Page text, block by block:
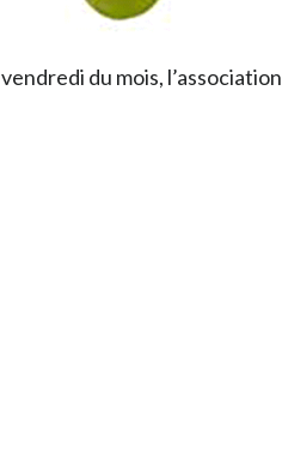
vendredi du mois, l’association